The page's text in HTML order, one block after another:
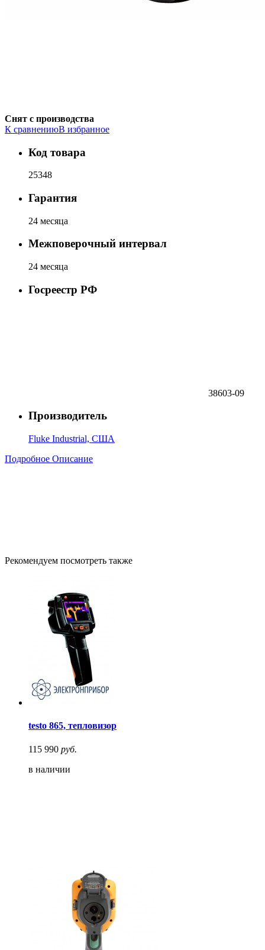
Снят с производства
К сравнениюВ избранное
Код товара
25348
Гарантия
24 месяца
Межповерочный интервал
24 месяца
Госреестр РФ
38603-09
Производитель
Fluke Industrial, США
Подробное Описание
Рекомендуем посмотреть также
testo 865, тепловизор
115 990 руб.
в наличии